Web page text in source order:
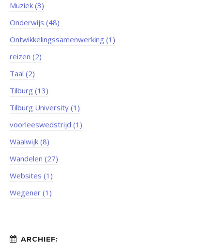
Muziek (3)
Onderwijs (48)
Ontwikkelingssamenwerking (1)
reizen (2)
Taal (2)
Tilburg (13)
Tilburg University (1)
voorleeswedstrijd (1)
Waalwijk (8)
Wandelen (27)
Websites (1)
Wegener (1)